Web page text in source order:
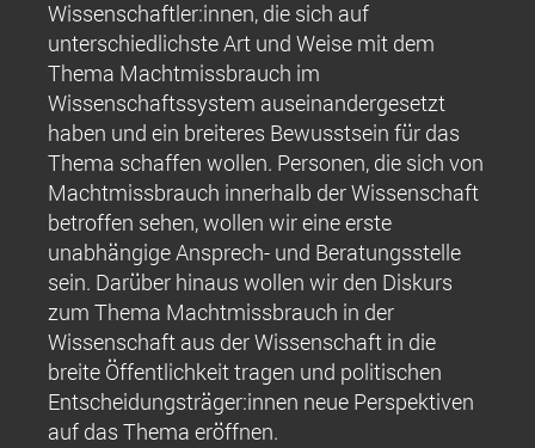
Wissenschaftler:innen, die sich auf
unterschiedlichste Art und Weise mit dem
Thema Machtmissbrauch im
Wissenschaftssystem auseinandergesetzt
haben und ein breiteres Bewusstsein für das
Thema schaffen wollen. Personen, die sich von
Machtmissbrauch innerhalb der Wissenschaft
betroffen sehen, wollen wir eine erste
unabhängige Ansprech- und Beratungsstelle
sein. Darüber hinaus wollen wir den Diskurs
zum Thema Machtmissbrauch in der
Wissenschaft aus der Wissenschaft in die
breite Öffentlichkeit tragen und politischen
Entscheidungsträger:innen neue Perspektiven
auf das Thema eröffnen.